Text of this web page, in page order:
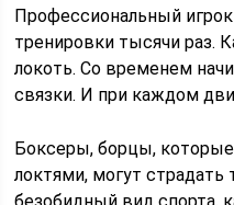
Профессиональный
тренировки тысячи раз.
локоть. Со временем
связки. И при каждом
Боксеры, борцы,
локтями, могут